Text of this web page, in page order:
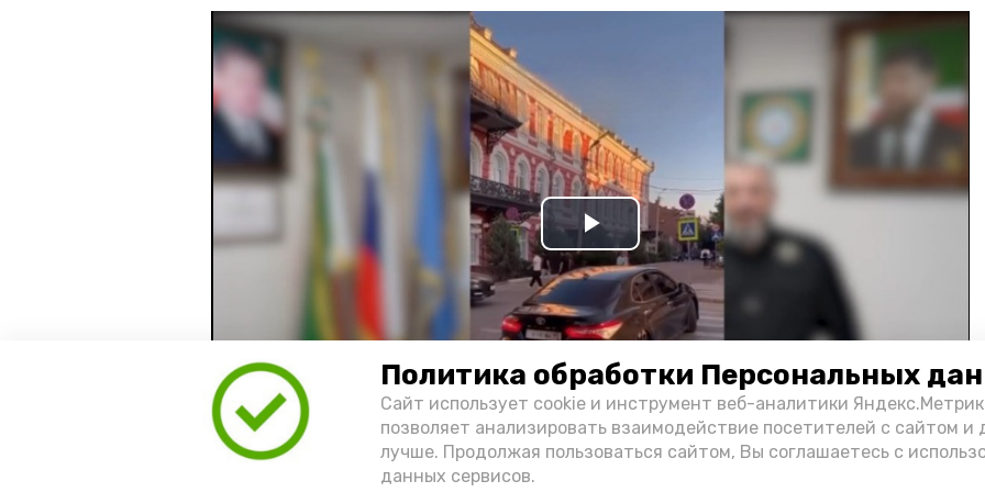
Политика обработки Персональных
Сайт использует cookie и инструмент веб-аналитики
позволяет анализировать взаимодействие посетителей с сайтом и
лучше. Продолжая пользоваться сайтом, Вы соглашаетесь с
данных сервисов.
Play
Video
Видео: управление пресс-службы и информации администрации губернатора АО